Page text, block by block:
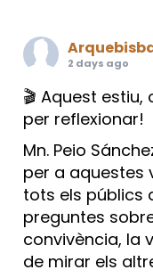
2 days ago
🎬 Aquest
per reflexionar!
Mn. Peio
per a aquestes
tots els públics
preguntes
convivència, la
de mirar els